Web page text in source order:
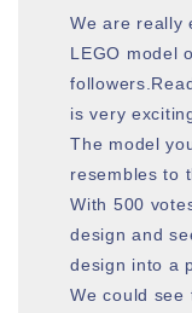
We are really
LEGO model
is very
The model
resembles to
With 500
design and
design into a
We could see